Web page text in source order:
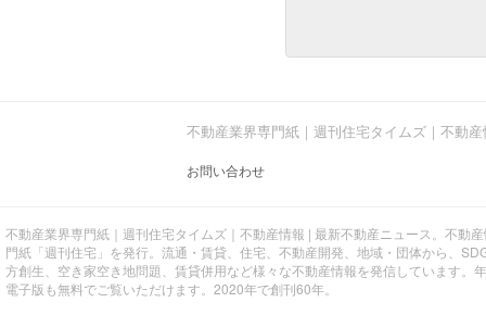
不動産業界専門紙｜週刊住宅タイムズ｜不動
お問い合わせ
不動産業界専門紙｜週刊住宅タイムズ｜不動産情報 | 最新不動産ニュース。不動
門紙「週刊住宅」を発行。流通・賃貸、住宅、不動産開発、地域・団体から、
方創生、空き家空き地問題、賃貸併用など様々な不動産情報を発信しています。
電子版も無料でご覧いただけます。2020年で創刊60年。